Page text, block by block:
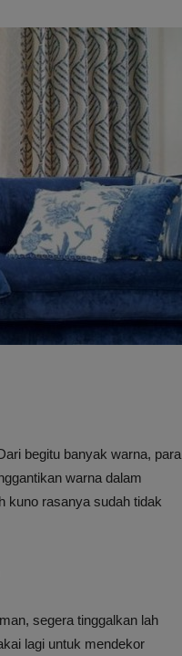
begitu banyak warna, para
warna dalam
kuno rasanya sudah tidak
segera tinggalkan lah
lagi untuk mendekor